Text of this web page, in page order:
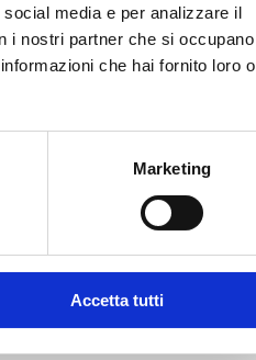
media e per analizzare il
i nostri partner che si occupano
che hai fornito loro o
Marketing
Accetta tutti